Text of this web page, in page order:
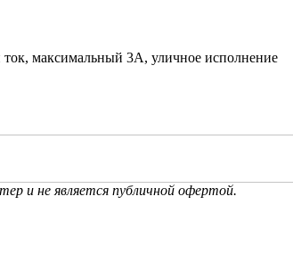
максимальный 3А, уличное исполнение
и не является публичной офертой.